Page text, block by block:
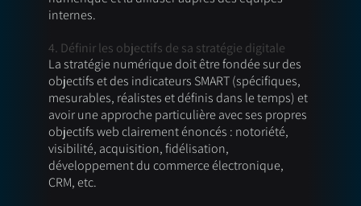
internes.
4. Définir les objectifs de sa stratégie digitale
La stratégie numérique doit être fondée sur des
objectifs et des indicateurs SMART (spécifiques,
mesurables, réalistes et définis dans le temps) et
avoir une approche particulière avec ses propres
objectifs web clairement énoncés : notoriété,
visibilité, acquisition, fidélisation,
développement du commerce électronique,
CRM, etc.